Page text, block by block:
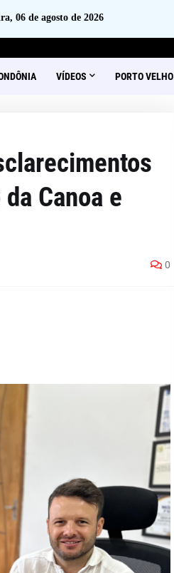
06 de agosto de 2026
VÍDEOS PORTO VELHO
Canoa e
0